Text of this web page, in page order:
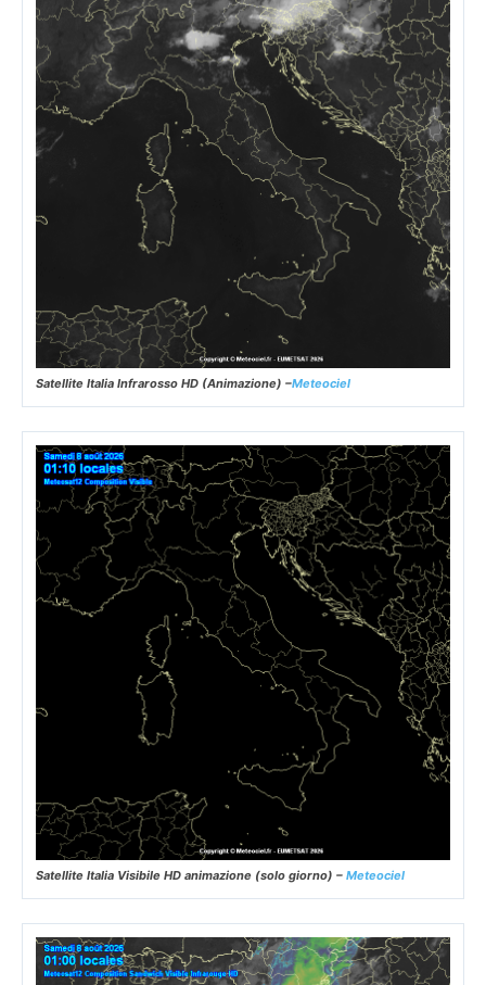
Satellite Italia Infrarosso HD (Animazione) –Meteociel
Satellite Italia Visibile HD animazione (solo giorno) – Meteociel